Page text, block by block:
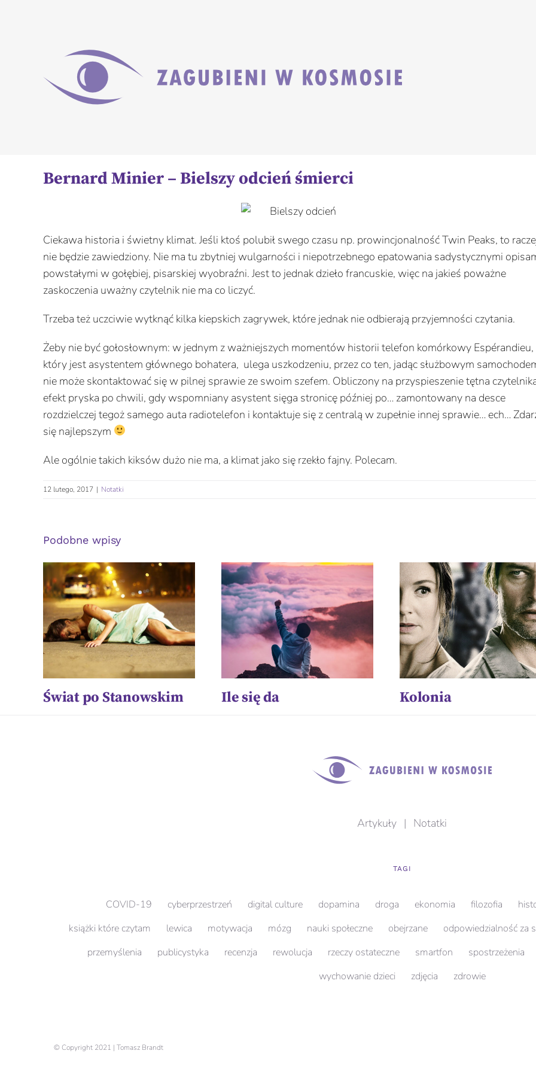
Bernard Minier – Bielszy odcień śmierci
Ciekawa historia i świetny klimat. Jeśli ktoś polubił swego czasu np. prowincjonalność Twin Peaks, to
nie będzie zawiedziony. Nie ma tu zbytniej wulgarności i niepotrzebnego epatowania sadystycznymi
powstałymi w gołębiej, pisarskiej wyobraźni. Jest to jednak dzieło francuskie, więc na jakieś poważne
zaskoczenia uważny czytelnik nie ma co liczyć.
Trzeba też uczciwie wytknąć kilka kiepskich zagrywek, które jednak nie odbierają przyjemności czytania.
Żeby nie być gołosłownym: w jednym z ważniejszych momentów historii telefon komórkowy Espérandieu,
który jest asystentem głównego bohatera, ulega uszkodzeniu, przez co ten, jadąc służbowym
nie może skontaktować się w pilnej sprawie ze swoim szefem. Obliczony na przyspieszenie tętna
efekt pryska po chwili, gdy wspomniany asystent sięga stronicę później po… zamontowany na desce
rozdzielczej tegoż samego auta radiotelefon i kontaktuje się z centralą w zupełnie innej sprawie… ech…
się najlepszym
Ale ogólnie takich kiksów dużo nie ma, a klimat jako się rzekło fajny. Polecam.
12 lutego, 2017 | Notatki
Podobne wpisy
Świat po Stanowskim Ile się da Kolonia
Artykuły | Notatki
TAGI
COVID-19 cyberprzestrzeń digital culture dopamina droga ekonomia filozofia
książki które czytam
lewica motywacja mózg nauki społeczne obejrzane odpowiedzialność za
przemyślenia
publicystyka recenzja rewolucja rzeczy ostateczne smartfon spostrzeżenia
wychowanie dzieci
zdjęcia zdrowie
© Copyright 2021 | Tomasz Brandt